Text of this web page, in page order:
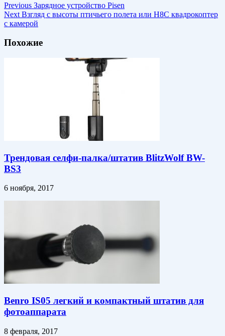
Previous Зарядное устройство Pisen
Next Взгляд с высоты птичьего полета или H8C квадрокоптер
с камерой
Похожие
Трендовая селфи-палка/штатив BlitzWolf BW-
BS3
6 ноября, 2017
Benro IS05 легкий и компактный штатив для
фотоаппарата
8 февраля, 2017